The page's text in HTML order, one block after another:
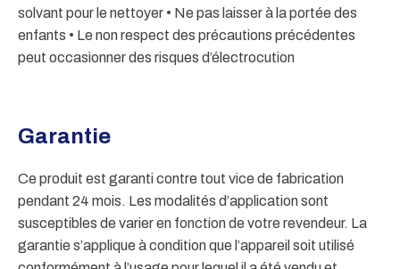
solvant pour le nettoyer • Ne pas laisser à la portée des
enfants • Le non respect des précautions précédentes
peut occasionner des risques d’électrocution
Garantie
Ce produit est garanti contre tout vice de fabrication
pendant 24 mois. Les modalités d’application sont
susceptibles de varier en fonction de votre revendeur. La
garantie s’applique à condition que l’appareil soit utilisé